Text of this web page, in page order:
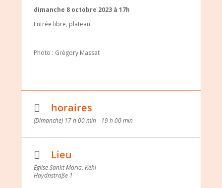
dimanche 8 octobre 2023 à 17h
Entrée libre, plateau
Photo : Grégory Massat
horaires
(Dimanche) 17 h 00 min - 19 h 00 min
Lieu
Église Sankt Maria, Kehl
Haydnstraße 1